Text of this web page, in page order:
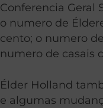
Conferencia Geral
o numero de
cento; o numero
numero de casais
Élder Holland
e algumas